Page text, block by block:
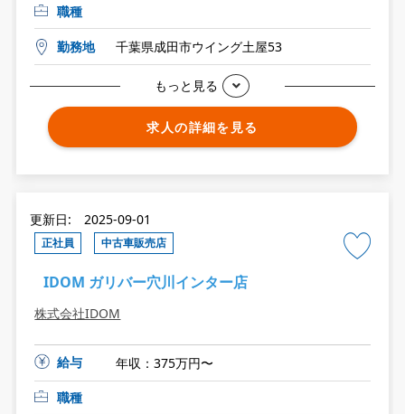
職種
勤務地 千葉県成田市ウイング土屋53
もっと見る
求人の詳細を見る
更新日: 2025-09-01
正社員 中古車販売店
IDOM ガリバー穴川インター店
株式会社IDOM
給与
年収：375万円〜
職種